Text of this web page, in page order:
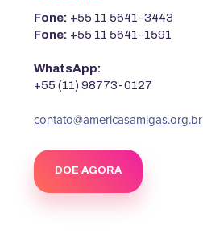
Fone: +55 11 5641-3443
Fone: +55 11 5641-1591
WhatsApp:
+55 (11) 98773-0127
contato@americasamigas.org.br
DOE AGORA